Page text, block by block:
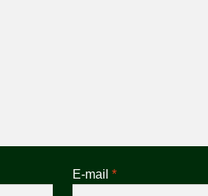
E-mail*